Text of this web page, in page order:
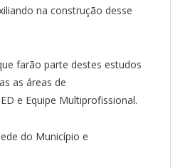
na construção desse
farão parte destes estudos
as áreas de
e Equipe Multiprofissional.
do Município e